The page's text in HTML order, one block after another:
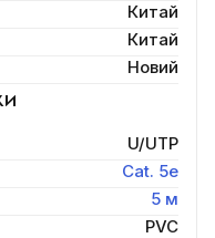
Китай
Китай
Новий
U/UTP
Cat. 5e
5 м
PVC